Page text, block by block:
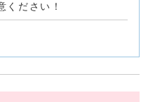
ください！